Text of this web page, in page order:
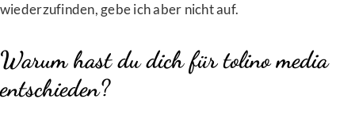
wiederzufinden, gebe ich aber nicht auf.
Warum hast du dich für tolino media
entschieden?